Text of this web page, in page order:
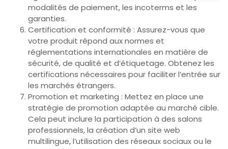
modalités de paiement, les incoterms et les
garanties.
Certification et conformité : Assurez-vous que
votre produit répond aux normes et
réglementations internationales en matière de
sécurité, de qualité et d’étiquetage. Obtenez les
certifications nécessaires pour faciliter l’entrée sur
les marchés étrangers.
Promotion et marketing : Mettez en place une
stratégie de promotion adaptée au marché cible.
Cela peut inclure la participation à des salons
professionnels, la création d’un site web
multilingue, l’utilisation des réseaux sociaux ou le